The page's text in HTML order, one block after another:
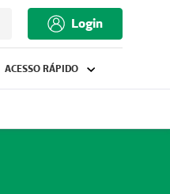
Login
ACESSO RÁPIDO